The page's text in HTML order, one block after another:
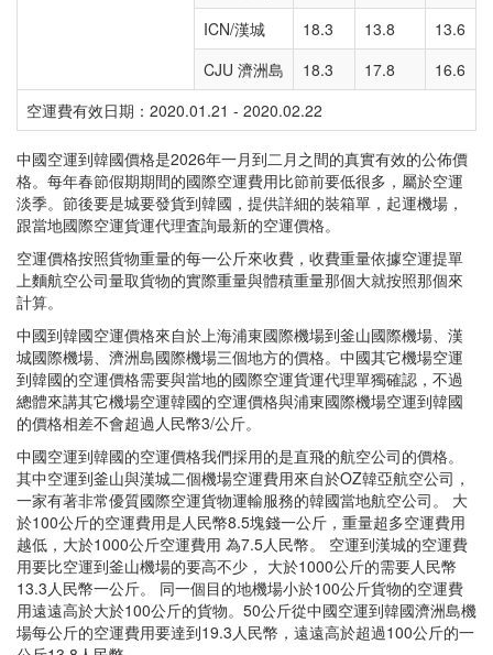
ICN/漢城
18.3 13.8
13.6
CJU 濟洲島
18.3 17.8
16.6
空運費有效日期：2020.01.21 - 2020.02.22
中國空運到韓國價格是2026年一月到二月之間的真實有效的公佈價
格。每年春節假期期間的國際空運費用比節前要低很多，屬於空運
淡季。節後要是城要發貨到韓國，提供詳細的裝箱單，起運機場，
跟當地國際空運貨運代理査詢最新的空運價格。
空運價格按照貨物重量的每一公斤來收費，收費重量依據空運提單
上麵航空公司量取貨物的實際重量與體積重量那個大就按照那個來
計算。
中國到韓國空運價格來自於上海浦東國際機場到釜山國際機場、漢
城國際機場、濟洲島國際機場三個地方的價格。中國其它機場空運
到韓國的空運價格需要與當地的國際空運貨運代理單獨確認，不過
總體來講其它機場空運韓國的空運價格與浦東國際機場空運到韓國
的價格相差不會超過人民幣3/公斤。
中國空運到韓國的空運價格我們採用的是直飛的航空公司的價格。
其中空運到釜山與漢城二個機場空運費用來自於OZ韓亞航空公司，
一家有著非常優質國際空運貨物運輸服務的韓國當地航空公司。 大
於100公斤的空運費用是人民幣8.5塊錢一公斤，重量超多空運費用
越低，大於1000公斤空運費用 為7.5人民幣。 空運到漢城的空運費
用要比空運到釜山機場的要高不少， 大於1000公斤的需要人民幣
13.3人民幣一公斤。 同一個目的地機場小於100公斤貨物的空運費
用遠遠高於大於100公斤的貨物。50公斤從中國空運到韓國濟洲島機
場每公斤的空運費用要達到19.3人民幣，遠遠高於超過100公斤的一